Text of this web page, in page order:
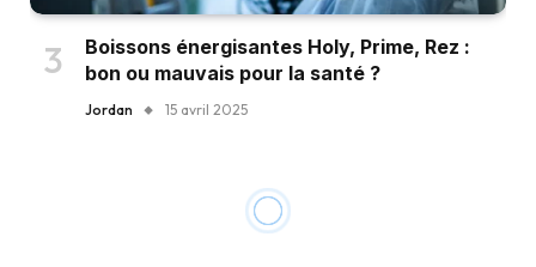
Boissons énergisantes Holy, Prime, Rez :
bon ou mauvais pour la santé ?
Jordan 15 avril 2025